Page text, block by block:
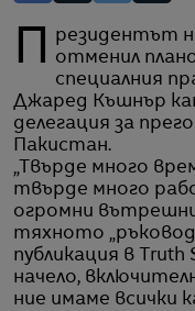
Президентът на САЩ Доналд Тръмп е
отменил
специалния
Джаред Къшнър
делегация за
Пакистан.
„Твърде много
твърде много
огромни
тяхното
публикация в Truth
начело,
ние имаме всички